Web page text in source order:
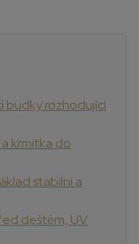
budky rozhodující
krmítka do
stabilní a
deštěm, UV